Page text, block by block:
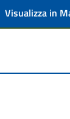
Visualizza in